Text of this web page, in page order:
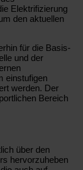
Elektrifizierung
den aktuellen
für die Basis-
und der
einstufigen
werden. Der
Bereich
über den
hervorzuheben